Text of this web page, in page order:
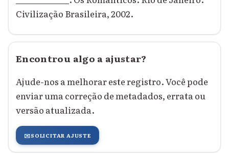
Civilização Brasileira, 2002.
Encontrou algo a ajustar?
Ajude-nos a melhorar este registro. Você pode
enviar uma correção de metadados, errata ou
versão atualizada.
✉️SOLICITAR AJUSTE